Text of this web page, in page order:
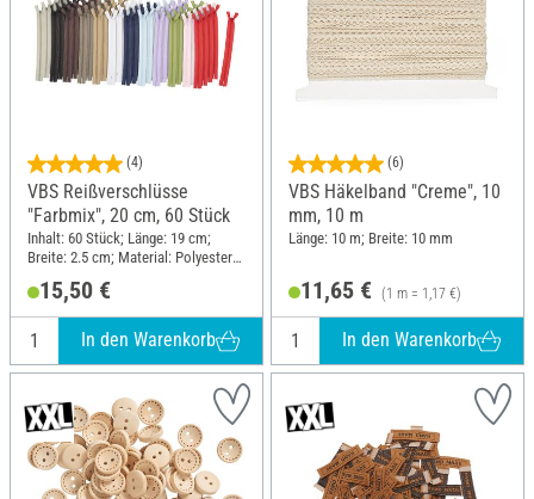
(4)
VBS Reißverschlüsse
"Farbmix", 20 cm, 60 Stück
Inhalt: 60 Stück; Länge: 19 cm;
Breite: 2.5 cm; Material: Polyester
15,50 €
In den Warenkorb
(6)
VBS Häkelband "Creme", 10
mm, 10 m
Länge: 10 m; Breite: 10 mm
11,65 € (1 m = 1,17 €)
In den Warenkorb